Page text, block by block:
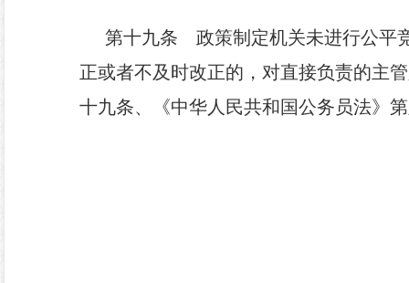
第十九条 政策制定机关未进行公平
正或者不及时改正的，对直接负责的主
十九条、《中华人民共和国公务员法》